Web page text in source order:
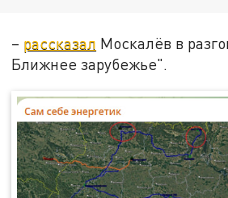
– рассказал Москалёв в
Ближнее зарубежье".